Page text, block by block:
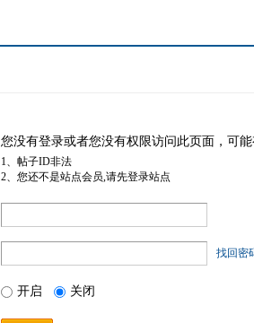
您没有登录或者您没有权限访问此页面，可
1、帖子ID非法
2、您还不是站点会员,请先登录站点
找回密
开启 关闭